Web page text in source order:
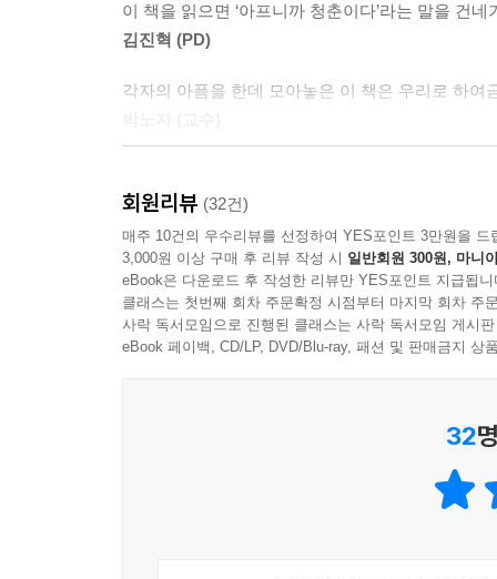
기서 싸움을 끝내지 않으려고 한다. 더 많은 피해
서울 강남의 거대한 삼성 본관 앞에 딸의 사진을
번째 카이스트 학생의 자살이었다.
영재들을 모아두고 학교는 잔인하게 상대평가를
다. 자존심이 무너져 서로 성적 이야기를 하지도
클리닉을 찾아 상담도 받았다. 그곳에서 민식 씨
어요”라고 털어놨다.
씬 더 질기고 단단했다. 경쟁 사회의 두껍고 높은
돌아보면 지난 1년, 스스로 생각해도 대단했다.
저마다의 사연은 다르지만 저자가 찾아간 고통의
제도가, 나쁜 편견이 청춘을 짓누르고 있었다. 그
휘둘러도 벗어나기 힘든 가부장제 사회”가 만
사람의 개별적인 위로만으로는 치유될 수 없는 삶
높은 학비에 고통받는 청춘들에게 필요한 것은 낮
다치고 사망하는 청춘들에게 필요한 것은 재발방
변화지 위로가 아니다. 저자는 청춘이 맞닥뜨리는
현실을 입체적으로 조명한 스토리 르포르타주
문제를 다루면서도, 얼핏 객관적으로 보이는 논
독자들의 마음이 움직이기를 바란다. 다시 말해
저자가 ‘현시창’을 ‘현실은 시궁창’으로 읽고 생
이 책을 읽으면 ‘아프니까 청춘이다’라는 말을 건
김진혁 (PD)
각자의 아픔을 한데 모아놓은 이 책은 우리로 하
김규항 (칼럼니스트)
젊음이 무슨 고래 심줄이란 말인가. 얕은 힐링으
- 김현진 (에세이스트)
기자 임지선은 우리 곁의 삶, 아니 죽음의 진실을
임지선과 같은 섬세하고 따뜻한 시선이 있어 위로
인간으로의 권리와 삶이 토막나버린 이들의 사연
회원리뷰 (32건)
매주 10건의 우수리뷰를 선정하여 YES포인트 3만원을 드
3,000원 이상 구매 후 리뷰 작성 시 일반회원 300원, 마니
eBook은 다운로드 후 작성한 리뷰만 YES포인트 지급됩니
클래스는 첫번째 회차 주문확정 시점부터 마지막 회차 주
사락 독서모임으로 진행된 클래스는 사락 독서모임 게시
eBook 페이백, CD/LP, DVD/Blu-ray, 패션 및 판매금지 상
32